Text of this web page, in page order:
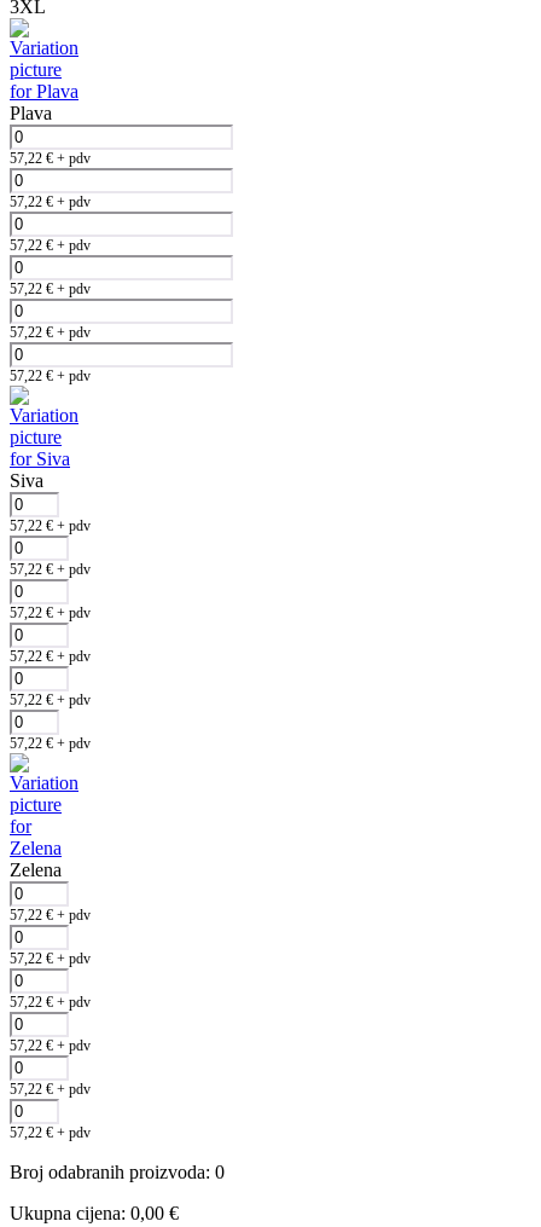
3XL
Plava
57,22 € + pdv
57,22 € + pdv
57,22 € + pdv
57,22 € + pdv
57,22 € + pdv
57,22 € + pdv
Siva
57,22 € + pdv
57,22 € + pdv
57,22 € + pdv
57,22 € + pdv
57,22 € + pdv
57,22 € + pdv
Zelena
57,22 € + pdv
57,22 € + pdv
57,22 € + pdv
57,22 € + pdv
57,22 € + pdv
57,22 € + pdv
Broj odabranih proizvoda: 0
Ukupna cijena: 0,00 €